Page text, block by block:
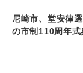
尼崎市、堂安律
の市制110周年式